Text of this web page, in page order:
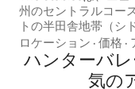
州のセントラルコー
トの半田舎地帯（シ
間）にある2.5エーカ
す。 美しいテリガ
チから車で10分です。 180度のプラ
ロケーション · 価格 ·
ハンターバ
気の